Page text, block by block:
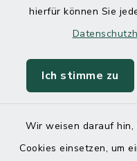
hierfür können Sie
Ich stimme zu
Wir weisen darauf
Cookies einsetzen, um